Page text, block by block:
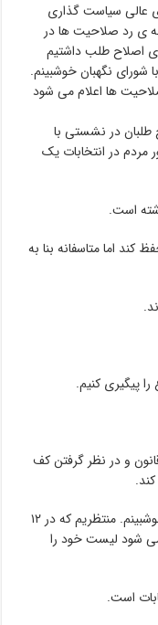
شورای عالی سیاست گذاری
ی رد صلاحیت ها در
اصلاح طلب داشتیم
نگهبان خوشبینم.
به صلاحیت ها اعلام می شود
در نشستی با
مردم در انتخابات یک
است.
کند اما متاسفانه بنا به
پیگیری کنیم.
و در نظر گرفتن کف
من به تعاملات و پیگیری ها با شورای نگهبان خوشبینم. منتظریم که در ١٢
شود لیست خود را
است.